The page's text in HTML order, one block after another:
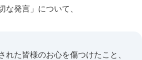
な発言」について、
れた皆様のお心を傷つけたこと、